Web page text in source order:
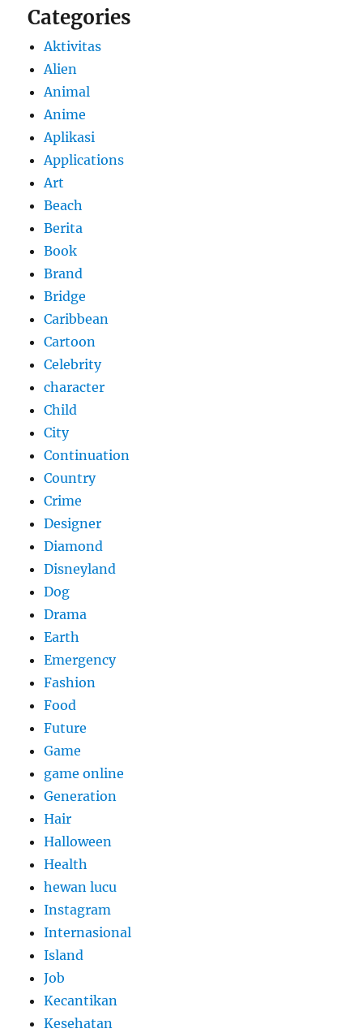
Categories
Aktivitas
Alien
Animal
Anime
Aplikasi
Applications
Art
Beach
Berita
Book
Brand
Bridge
Caribbean
Cartoon
Celebrity
character
Child
City
Continuation
Country
Crime
Designer
Diamond
Disneyland
Dog
Drama
Earth
Emergency
Fashion
Food
Future
Game
game online
Generation
Hair
Halloween
Health
hewan lucu
Instagram
Internasional
Island
Job
Kecantikan
Kesehatan